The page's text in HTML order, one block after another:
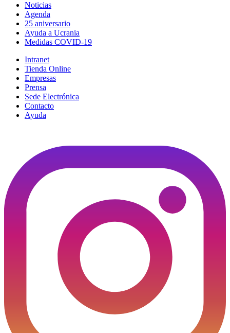
Noticias
Agenda
25 aniversario
Ayuda a Ucrania
Medidas COVID-19
Intranet
Tienda Online
Empresas
Prensa
Sede Electrónica
Contacto
Ayuda